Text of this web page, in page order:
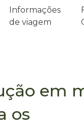
Informações
de viagem
em
os